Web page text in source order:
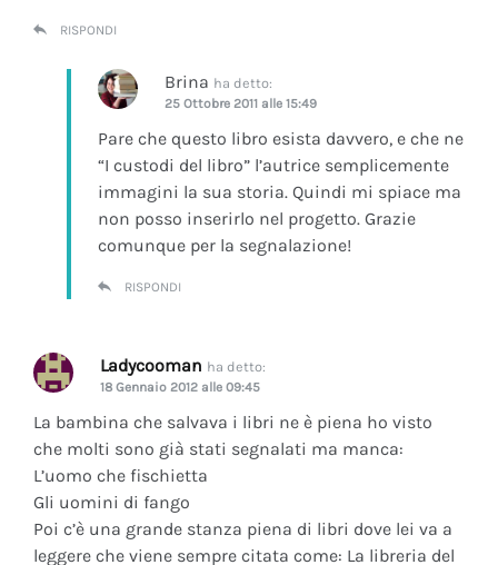
RISPONDI
Brina ha detto:
25 Ottobre 2011 alle 15:49
Pare che questo libro esista davvero, e che ne
“I custodi del libro” l’autrice semplicemente
immagini la sua storia. Quindi mi spiace ma
non posso inserirlo nel progetto. Grazie
comunque per la segnalazione!
RISPONDI
Ladycooman ha detto:
18 Gennaio 2012 alle 09:45
La bambina che salvava i libri ne è piena ho visto
che molti sono già stati segnalati ma manca:
L’uomo che fischietta
Gli uomini di fango
Poi c’è una grande stanza piena di libri dove lei va a
leggere che viene sempre citata come: La libreria del